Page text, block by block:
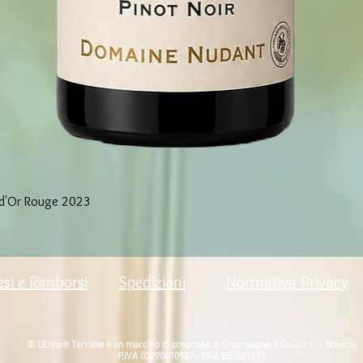
Rouge 2023
e Rimborsi Spedizioni Normativa Privacy
© L'Enfant Terrible è un marchio di proprietà di Champagne & Co. s.r.l. - Brescia
P.IVA 03290670987 - REA BS-521533